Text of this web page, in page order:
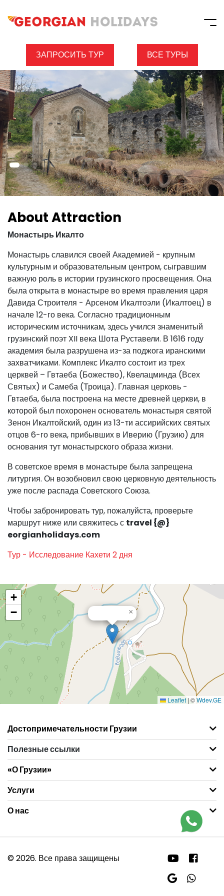
ЗАПРОСИТЬ ТУР ВСЕ ТУРЫ
About Attraction
Монастырь Икалто
Монастырь славился своей Академией - крупным
культурным и образовательным центром, сыгравшим
важную роль в истории грузинского просвещения. Она
была открыта в монастыре во время правления царя
Давида Строителя - Арсеном Икалтоэли (Икалтоец) в
начале 12-го века. Согласно традиционным
историческим источникам, здесь учился знаменитый
грузинский поэт XII века Шота Руставели. В 1616 году
академия была разрушена из-за поджога иранскими
захватчиками. Комплекс Икалто состоит из трех
церквей – Гвтаеба (Божество), Квелацминда (Всех
Святых) и Самеба (Троица). Главная церковь -
Гвтаеба, была построена на месте древней церкви, в
которой был похоронен основатель монастыря святой
Зенон Икалтойский, один из 13-ти ассирийских святых
отцов 6-го века, прибывших в Иверию (Грузию) для
основания тут монастырского образа жизни.
В советское время в монастыре была запрещена
литургия. Он возобновил свою церковную деятельность
уже после распада Советского Союза.
Чтобы забронировать тур, пожалуйста, проверьте
маршрут ниже или свяжитесь с travel {@}
eorgianholidays.com
Тур - Исследование Кахети 2 дня
×
+
−
Leaflet | ©Wdev.GE
Достопримечательности Грузии
Полезные ссылки
«О Грузии»
Услуги
О нас
© 2026. Все права защищены